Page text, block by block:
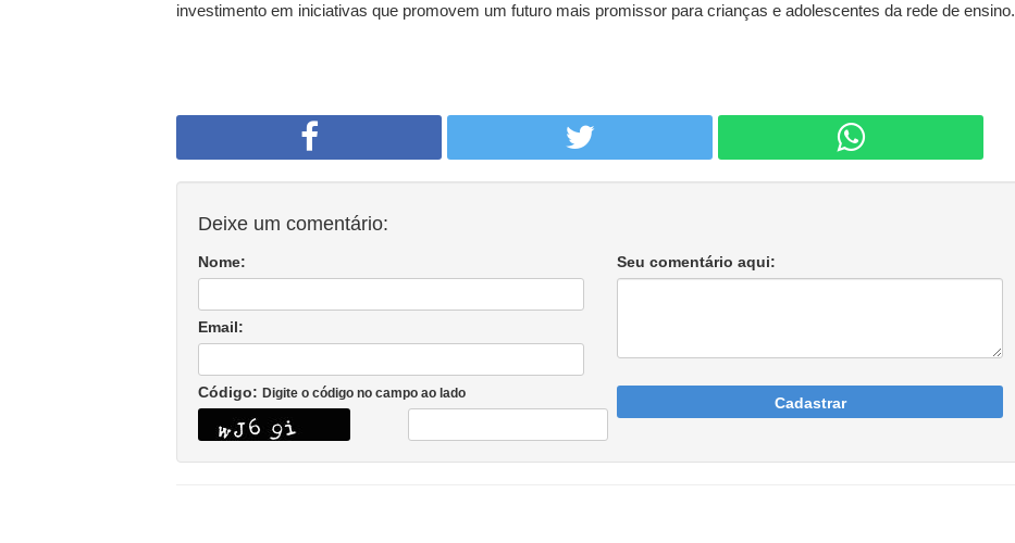
investimento em iniciativas que promovem um futuro mais promissor para crianças e adolescentes da rede de ensino.
Deixe um comentário:
Nome:
Email:
Código: Digite o código no campo ao lado
Seu comentário aqui:
Cadastrar